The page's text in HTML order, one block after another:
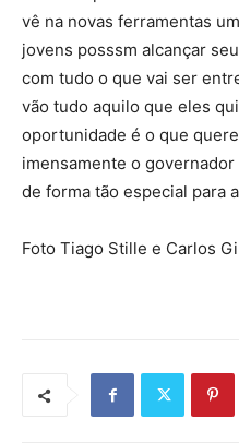
vê na novas ferramentas
jovens posssm alcançar
com tudo o que vai ser
vão tudo aquilo que eles
oportunidade é o que
imensamente o
de forma tão especial para
Foto Tiago Stille e Carlos